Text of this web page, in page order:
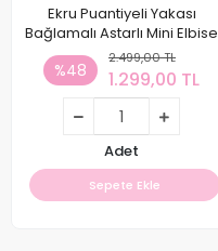
Ekru Puantiyeli Yakası
Bağlamalı Astarlı Mini Elbise
%48
2.499,00 TL
1.299,00 TL
Adet
Sepete Ekle